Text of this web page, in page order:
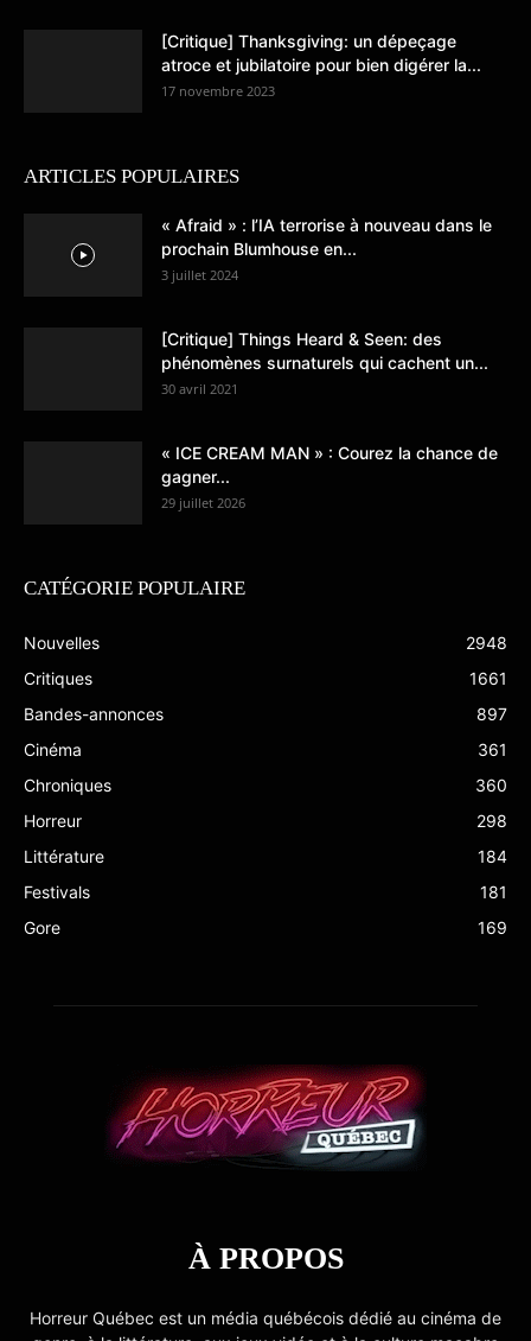
[Critique] Thanksgiving: un dépeçage
atroce et jubilatoire pour bien digérer la...
17 novembre 2023
ARTICLES POPULAIRES
« Afraid » : l’IA terrorise à nouveau dans le
prochain Blumhouse en...
3 juillet 2024
[Critique] Things Heard & Seen: des
phénomènes surnaturels qui cachent un...
30 avril 2021
« ICE CREAM MAN » : Courez la chance de
gagner...
29 juillet 2026
CATÉGORIE POPULAIRE
Nouvelles
2948
Critiques
1661
Bandes-annonces
897
Cinéma
361
Chroniques
360
Horreur
298
Littérature
184
Festivals
181
Gore
169
À PROPOS
Horreur Québec est un média québécois dédié au cinéma de